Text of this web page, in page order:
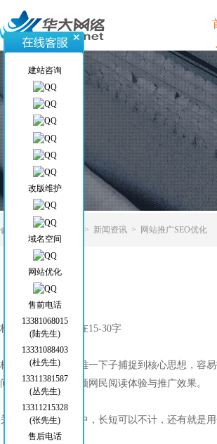
当前位置 > > 新闻资讯 > 网站推广SEO优化
标题长度尽量控制在15-30字
标题太长，网民很难一下子捕捉到核心思想，容
间时，这时就能兼顾网民阅读体验与推广效果。
关键词合理插入其中，长短可以不计，还有就是
建站咨询
改版维护
域名空间
网站优化
售前电话
13381068015
(陆先生)
13331088403
(杜先生)
13311381587
(丛先生)
13311215328
(张先生)
售后电话